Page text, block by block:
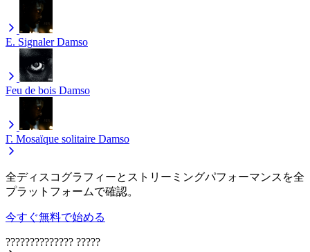
Ε. Signaler Damso
Feu de bois Damso
Γ. Mosaïque solitaire Damso
全ディスコグラフィーとストリーミングパフォーマンスを全
プラットフォームで確認。
今すぐ無料で始める
?????????????? ?????